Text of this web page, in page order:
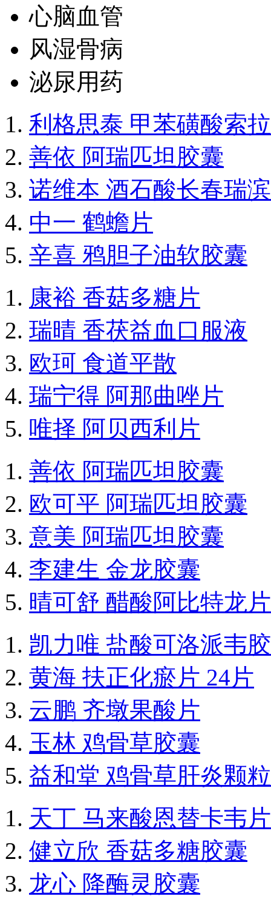
心脑血管
风湿骨病
泌尿用药
利格思泰 甲苯磺酸索
善依 阿瑞匹坦胶囊
诺维本 酒石酸长春瑞
中一 鹤蟾片
辛喜 鸦胆子油软胶囊
康裕 香菇多糖片
瑞晴 香茯益血口服液
欧珂 食道平散
瑞宁得 阿那曲唑片
唯择 阿贝西利片
善依 阿瑞匹坦胶囊
欧可平 阿瑞匹坦胶囊
意美 阿瑞匹坦胶囊
李建生 金龙胶囊
晴可舒 醋酸阿比特龙片
凯力唯 盐酸可洛派韦
黄海 扶正化瘀片 24片
云鹏 齐墩果酸片
玉林 鸡骨草胶囊
益和堂 鸡骨草肝炎颗粒
天丁 马来酸恩替卡韦片
健立欣 香菇多糖胶囊
龙心 降酶灵胶囊